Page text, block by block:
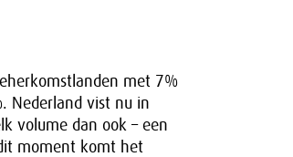
met 7%
Nederland vist nu in
volume dan ook – een
moment komt het